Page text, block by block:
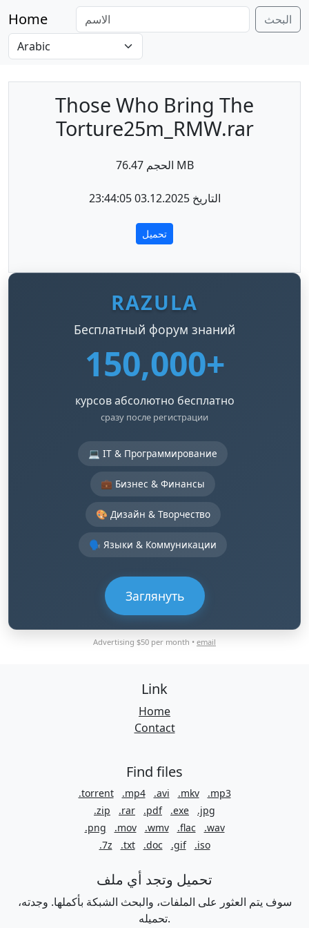
Home البحث
Those Who Bring The
Torture25m_RMW.rar
الحجم 76.47 MB
التاريخ 03.12.2025 23:44:05
تحميل
RAZULA
Бесплатный форум знаний
150,000+
курсов абсолютно бесплатно
сразу после регистрации
💻 IT & Программирование
💼 Бизнес & Финансы
🎨 Дизайн & Творчество
🗣️ Языки & Коммуникации
Заглянуть
Advertising $50 per month • email
Link
Home
Contact
Find files
.torrent .mp4 .avi .mkv
.mp3
.zip
.rar .pdf .exe
.jpg
.png
.mov .wmv .flac
.wav
.7z
.txt .doc .gif .iso
تحميل وتجد أي ملف
سوف يتم العثور على الملفات، والبحث الشبكة بأكملها. وجدته،
تحميله.